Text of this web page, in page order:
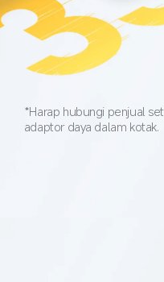
*Harap hubungi penjual
adaptor daya dalam kotak.